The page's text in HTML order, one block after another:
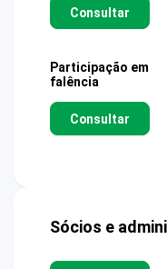
Consultar
Participação em
falência
Consultar
Sócios e